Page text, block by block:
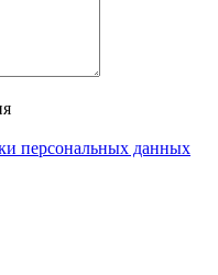
персональных данных